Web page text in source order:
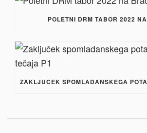
POLETNI DRM TABOR 2022